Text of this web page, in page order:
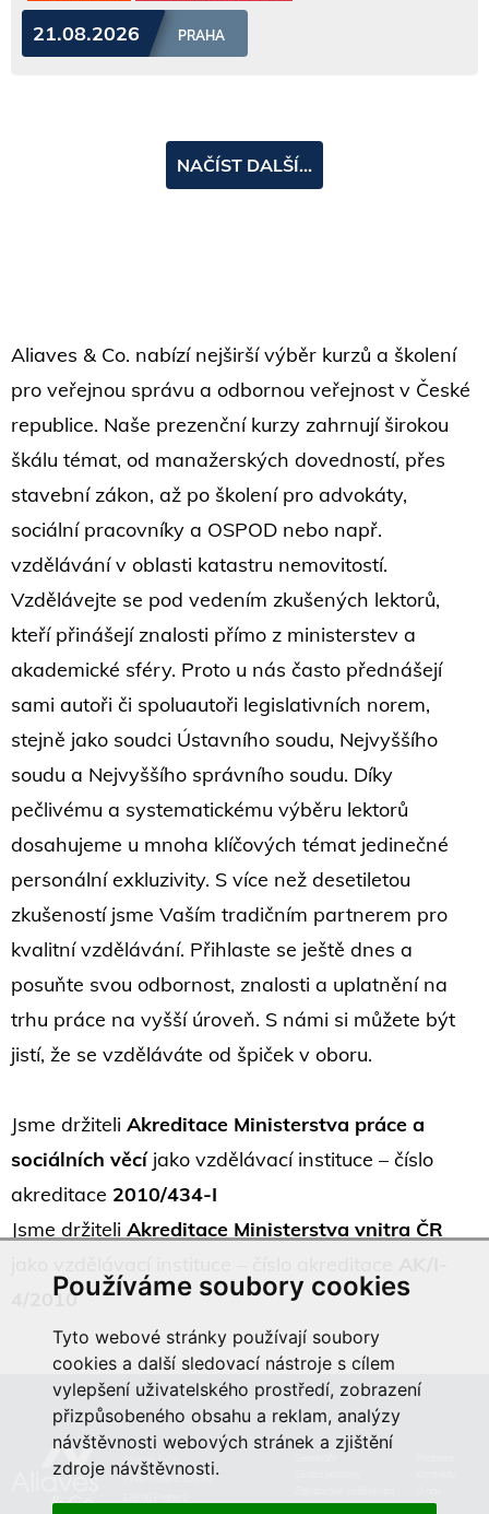
Používáme soubory cookies
Tyto webové stránky používají soubory
cookies a další sledovací nástroje s cílem
vylepšení uživatelského prostředí, zobrazení
přizpůsobeného obsahu a reklam, analýzy
návštěvnosti webových stránek a zjištění
zdroje návštěvnosti.
21.08.2026 PRAHA
Aliaves & Co. nabízí nejširší výběr kurzů a školení
pro veřejnou správu a odbornou veřejnost v České
republice. Naše prezenční kurzy zahrnují širokou
škálu témat, od manažerských dovedností, přes
stavební zákon, až po školení pro advokáty,
sociální pracovníky a OSPOD nebo např.
vzdělávání v oblasti katastru nemovitostí.
Vzdělávejte se pod vedením zkušených lektorů,
kteří přinášejí znalosti přímo z ministerstev a
akademické sféry. Proto u nás často přednášejí
sami autoři či spoluautoři legislativních norem,
stejně jako soudci Ústavního soudu, Nejvyššího
soudu a Nejvyššího správního soudu. Díky
pečlivému a systematickému výběru lektorů
dosahujeme u mnoha klíčových témat jedinečné
personální exkluzivity. S více než desetiletou
zkušeností jsme Vaším tradičním partnerem pro
kvalitní vzdělávání. Přihlaste se ještě dnes a
posuňte svou odbornost, znalosti a uplatnění na
trhu práce na vyšší úroveň. S námi si můžete být
jistí, že se vzděláváte od špiček v oboru.
Jsme držiteli Akreditace Ministerstva práce a
sociálních věcíjako vzdělávací instituce – číslo
akreditace 2010/434-I
Jsme držiteli Akreditace Ministerstva vnitra ČR
4/2010
Aliaves & Co.,
Vyšehradská 320/49